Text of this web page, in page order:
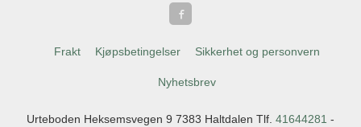
Frakt Kjøpsbetingelser Sikkerhet og personvern
Nyhetsbrev
Urteboden Heksemsvegen 9 7383 Haltdalen Tlf. 41644281 -